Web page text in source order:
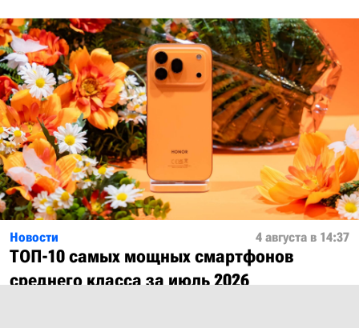
Новости 4 августа в 14:37
ТОП-10 самых мощных смартфонов
среднего класса за июль 2026